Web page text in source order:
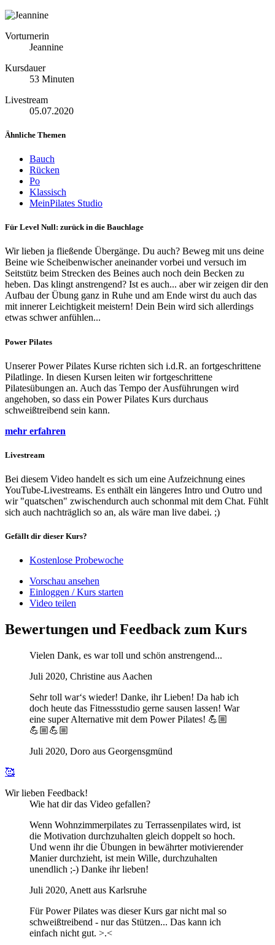
Vorturnerin
Jeannine
Kursdauer
53 Minuten
Livestream
05.07.2020
Ähnliche Themen
Bauch
Rücken
Po
Klassisch
MeinPilates Studio
Für Level Null: zurück in die Bauchlage
Wir lieben ja fließende Übergänge. Du auch? Beweg mit uns deine
Beine wie Scheibenwischer aneinander vorbei und versuch im
Seitstütz beim Strecken des Beines auch noch dein Becken zu
heben. Das klingt anstrengend? Ist es auch... aber wir zeigen dir den
Aufbau der Übung ganz in Ruhe und am Ende wirst du auch das
mit innerer Leichtigkeit meistern! Dein Bein wird sich allerdings
etwas schwer anfühlen...
Power Pilates
Unserer Power Pilates Kurse richten sich i.d.R. an fortgeschrittene
Pilatlinge. In diesen Kursen leiten wir fortgeschrittene
Pilatesübungen an. Auch das Tempo der Ausführungen wird
angehoben, so dass ein Power Pilates Kurs durchaus
schweißtreibend sein kann.
mehr erfahren
Livestream
Bei diesem Video handelt es sich um eine Aufzeichnung eines
YouTube-Livestreams. Es enthält ein längeres Intro und Outro und
wir "quatschen" zwischendurch auch schonmal mit dem Chat. Fühlt
sich auch nachträglich so an, als wäre man live dabei. ;)
Gefällt dir dieser Kurs?
Kostenlose Probewoche
Vorschau ansehen
Einloggen / Kurs starten
Video teilen
Bewertungen und Feedback zum Kurs
Vielen Dank, es war toll und schön anstrengend...
Juli 2020, Christine aus Aachen
Sehr toll war‘s wieder! Danke, ihr Lieben! Da hab ich
doch heute das Fitnessstudio gerne sausen lassen! War
eine super Alternative mit dem Power Pilates! 💪🏼
💪🏼💪🏼
Juli 2020, Doro aus Georgensgmünd
🥰
Wir lieben Feedback!
Wie hat dir das Video gefallen?
Wenn Wohnzimmerpilates zu Terrassenpilates wird, ist
die Motivation durchzuhalten gleich doppelt so hoch.
Und wenn ihr die Übungen in bewährter motivierender
Manier durchzieht, ist mein Wille, durchzuhalten
unendlich ;-) Danke ihr lieben!
Juli 2020, Anett aus Karlsruhe
Für Power Pilates was dieser Kurs gar nicht mal so
schweißtreibend - nur das Stützen... Das kann ich
einfach nicht gut. >.<